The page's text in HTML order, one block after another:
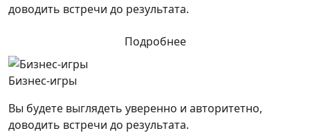
доводить встречи до результата.
Подробнее
Бизнес-игры
Вы будете выглядеть уверенно и авторитетно,
доводить встречи до результата.